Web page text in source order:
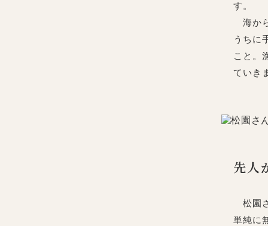
す。
海か
うちに
こと。
ていき
先人
松園
単純に